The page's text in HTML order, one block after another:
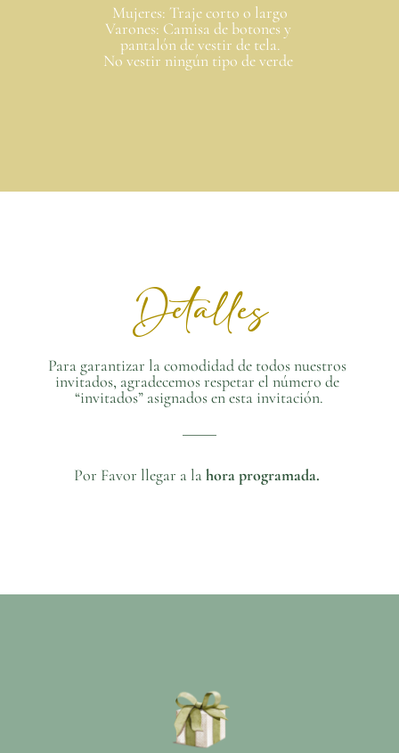
Mujeres: Traje corto o largo
Varones: Camisa de botones y
pantalón de vestir de tela.
No vestir ningún tipo de verde
Detalles
Para garantizar la comodidad de todos nuestros
invitados, agradecemos respetar el número de
“invitados” asignados en esta invitación.
Por Favor llegar a la hora programada.